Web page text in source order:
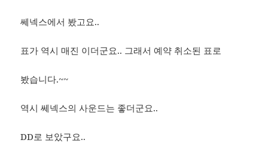
쎄넥스에서 봤고요..
표가 역시 매진 이더군요.. 그래서 예약 취소된 표로
봤습니다.~~
역시 쎄넥스의 사운드는 좋더군요..
DD로 보았구요..